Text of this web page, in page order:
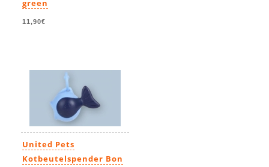
green
11,90€
United Pets
Kotbeutelspender Bon